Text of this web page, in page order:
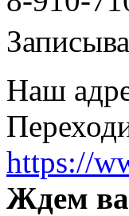
Наш
https://
Ждем